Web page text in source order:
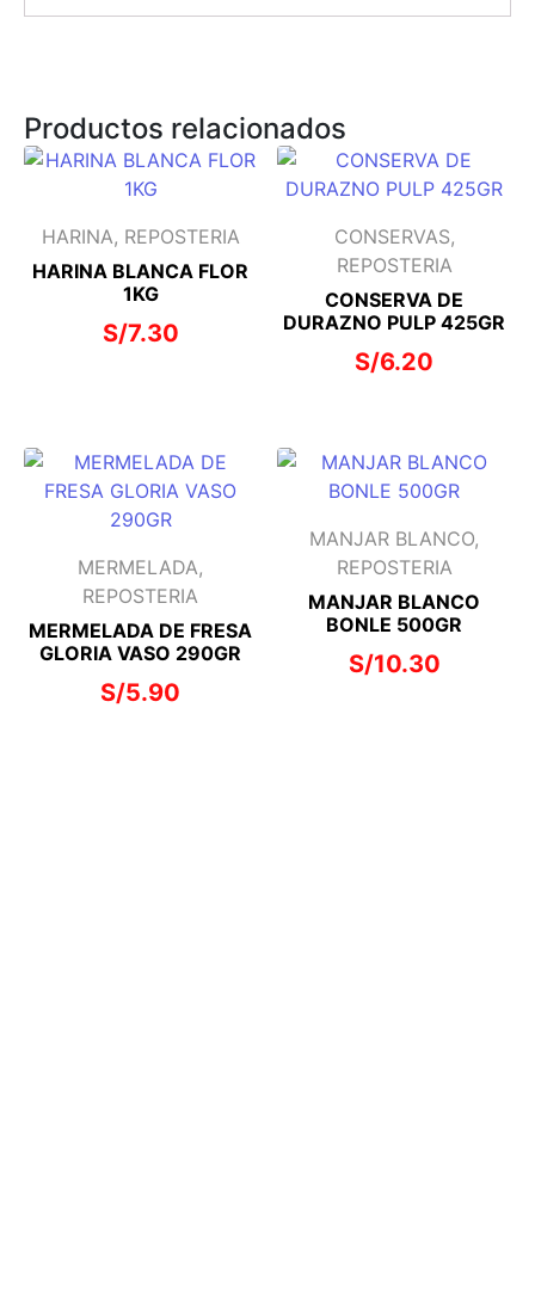
Productos relacionados
HARINA, REPOSTERIA
HARINA BLANCA FLOR
1KG
S/7.30
CONSERVAS,
REPOSTERIA
CONSERVA DE
DURAZNO PULP 425GR
S/6.20
MERMELADA,
REPOSTERIA
MERMELADA DE FRESA
GLORIA VASO 290GR
S/5.90
MANJAR BLANCO,
REPOSTERIA
MANJAR BLANCO
BONLE 500GR
S/10.30